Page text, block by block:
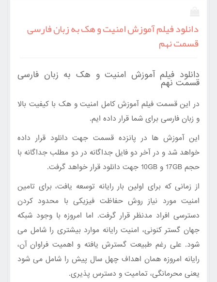
دانلود فیلم آموزش امنیت و هک به زبان فارسی
قسمت نهم
دانلود فیلم آموزش امنیت و هک به زبان فارسی
قسمت نهم
در این قسمت فیلم آموزش کامل امنیت و هک با کیفیت بالا
و زبان فارسی برای شما قرار داده ایم.
این آموزش ها در پانزده قسمت جهت دانلود قرار داده
خواهد شد و در آخر دو فایل جداگانه در دو مطلب جداگانه با
حجم 17GB و 10GB جهت دانلود قرار خواهد گرفت.
از زمانی که برای اولین بار رایانه توسعه یافت، برای تامین
امنیت مورد نیاز روش حفاظت فیزیکی با محدود کردن
دسترسی افراد مدنظر قرار گرفت. اما امروزه با وجود شبکه
جهان گستر کنونی، امنیت رایانه موارد بیشتری را شامل می
شود. علی رغم طبیعت گسترش یافته و اهمیت فراوان آن،
رایانه امروزه همان اهداف چهل سال پیش را شامل می شود
یعنی محرمانگی، تمامیت و دسترس پذیری.